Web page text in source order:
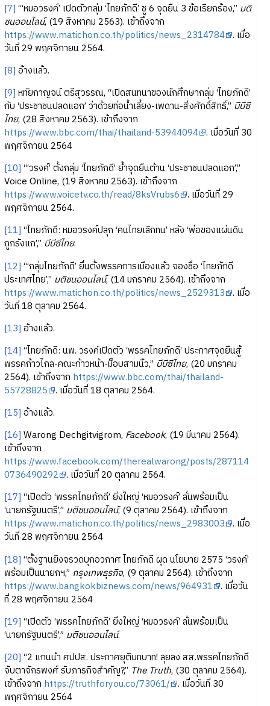
[7] “‘หมอวรงค์’ เปิดตัวกลุ่ม ‘ไทยภักดี’ ชู 6 จุดยืน 3 ข้อเรียกร้อง,” มติ
ชนออนไลน์, (19 สิงหาคม 2563). เข้าถึงจาก
https://www.matichon.co.th/politics/news_2314784 . เมื่อ
วันที่ 29 พฤศจิกายน 2564.
[8] อ้างแล้ว.
[9] หทัยกาญจน์ ตรีสุวรรณ, “เปิดสนทนาของนักศึกษากลุ่ม ‘ไทยภักดี’
กับ ‘ประชาชนปลดแอก’ ว่าด้วยท่อน้ำเลี้ยง-เพดาน-สิ่งศักดิ์สิทธิ์,” บีบีซี
ไทย, (28 สิงหาคม 2563). เข้าถึงจาก
https://www.bbc.com/thai/thailand-53944094 . เมื่อวันที่ 30
พฤศจิกายน 2564
[10] “‘วรงค์’ ตั้งกลุ่ม ‘ไทยภักดี’ ย้ำจุดยืนต้าน ‘ประชาชนปลดแอก’,”
Voice Online, (19 สิงหาคม 2563). เข้าถึงจาก
https://www.voicetv.co.th/read/8ksVrubs6 . เมื่อวันที่ 29
พฤศจิกายน 2564.
[11] “ไทยภักดี: หมอวรงค์ปลุก ‘คนไทยเลิกทน’ หลัง ‘พ่อของแผ่นดิน
ถูกรังแก’,” บีบีซีไทย.
[12] “‘กลุ่มไทยภักดี’ ยื่นตั้งพรรคการเมืองแล้ว จองชื่อ ‘ไทยภักดี
ประเทศไทย’,” มติชนออนไลน์, (14 มกราคม 2564). เข้าถึงจาก
https://www.matichon.co.th/politics/news_2529313 . เมื่อ
วันที่ 18 ตุลาคม 2564.
[13] อ้างแล้ว.
[14] “ไทยภักดี: นพ. วรงค์เปิดตัว ‘พรรคไทยภักดี’ ประกาศจุดยืนสู้
พรรคก้าวไกล-คณะก้าวหน้า-ม็อบสามนิ้ว,” บีบีซีไทย, (20 มกราคม
2564). เข้าถึงจาก https://www.bbc.com/thai/thailand-
55728825 . เมื่อวันที่ 18 ตุลาคม 2564.
[15] อ้างแล้ว.
[16] Warong Dechgitvigrom, Facebook, (19 มีนาคม 2564).
เข้าถึงจาก
https://www.facebook.com/therealwarong/posts/287114
0736490292 . เมื่อวันที่ 20 ตุลาคม 2564.
[17] “เปิดตัว ‘พรรคไทยภักดี’ ยิ่งใหญ่ ‘หมอวรงค์’ ลั่นพร้อมเป็น
‘นายกรัฐมนตรี’,” มติชนออนไลน์, (9 ตุลาคม 2564). เข้าถึงจาก
https://www.matichon.co.th/politics/news_2983003 . เมื่อ
วันที่ 28 พฤศจิกายน 2564
[18] “ตั้งฐานยิงจรวดบุกอวกาศ ไทยภักดี ผุด นโยบาย 2575 ‘วรงค์’
พร้อมเป็นนายกฯ,” กรุงเทพธุรกิจ, (9 ตุลาคม 2564). เข้าถึงจาก
https://www.bangkokbiznews.com/news/964931 . เมื่อวัน
ที่ 28 พฤศจิกายน 2564
[19] “เปิดตัว ‘พรรคไทยภักดี’ ยิ่งใหญ่ ‘หมอวรงค์’ ลั่นพร้อมเป็น
‘นายกรัฐมนตรี’,” มติชนออนไลน์.
[20] “2 แกนนำ ศปปส. ประกาศยุติบทบาท! ลุยลง สส.พรรคไทยภักดี
จับตาจักรพงศ์ รับภารกิจสำคัญ?,” The Truth, (30 ตุลาคม 2564).
เข้าถึงจาก https://truthforyou.co/73061/ . เมื่อวันที่ 30
พฤศจิกายน 2564